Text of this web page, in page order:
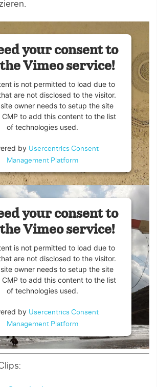
your consent to
Vimeo service!
is not permitted to load due to
are not disclosed to the visitor.
owner needs to setup the site
to add this content to the list
of technologies used.
by Usercentrics Consent
Management Platform
your consent to
Vimeo service!
is not permitted to load due to
are not disclosed to the visitor.
owner needs to setup the site
to add this content to the list
of technologies used.
by Usercentrics Consent
Management Platform